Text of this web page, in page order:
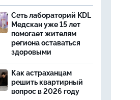
Сеть лабораторий KDL
Медскан уже 15 лет
помогает жителям
региона оставаться
здоровыми
Как астраханцам
решить квартирный
вопрос в 2026 году